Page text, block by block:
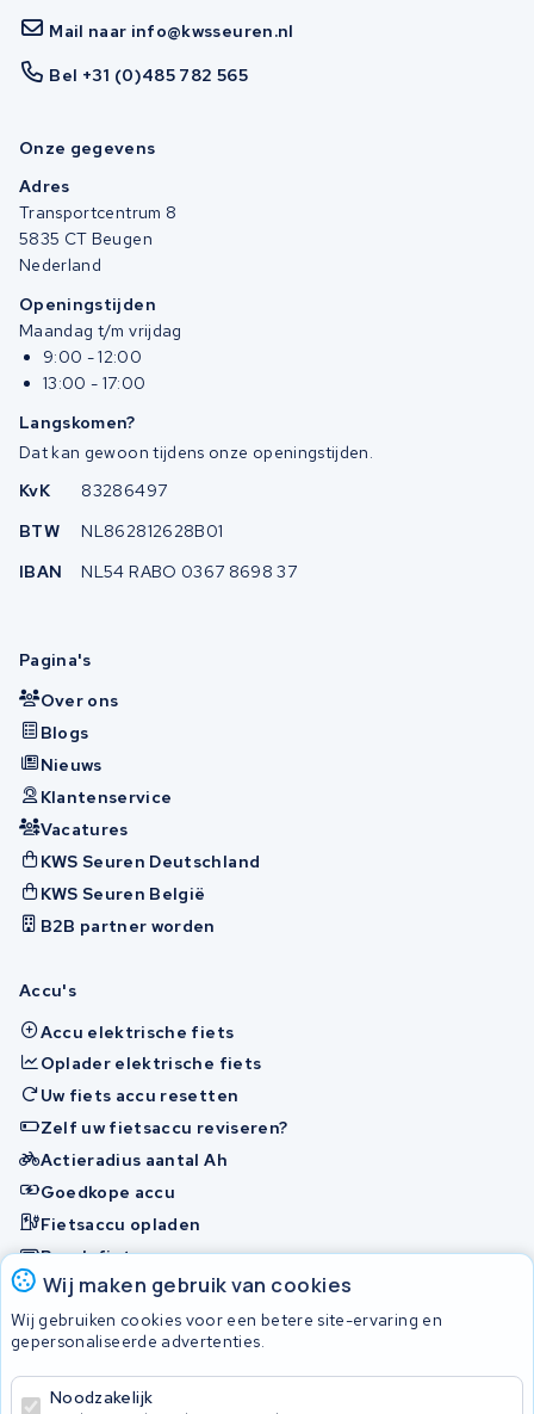
Wij maken gebruik van cookies
Wij gebruiken cookies voor een betere site-ervaring en
gepersonaliseerde advertenties.
Noodzakelijk
Mail naar info@kwsseuren.nl
Bel +31 (0)485 782 565
Onze gegevens
Adres
Transportcentrum 8
5835 CT Beugen
Nederland
Openingstijden
Maandag t/m vrijdag
9:00 - 12:00
13:00 - 17:00
Langskomen?
Dat kan gewoon tijdens onze openingstijden.
KvK
83286497
BTW
NL862812628B01
IBAN
NL54 RABO 0367 8698 37
Pagina's
Over ons
Blogs
Nieuws
Klantenservice
Vacatures
KWS Seuren Deutschland
KWS Seuren België
B2B partner worden
Accu's
Accu elektrische fiets
Oplader elektrische fiets
Uw fiets accu resetten
Zelf uw fietsaccu reviseren?
Actieradius aantal Ah
Goedkope accu
Fietsaccu opladen
Bosch fietsaccu
Nakijken en contact opnemen
Onherstelbaar